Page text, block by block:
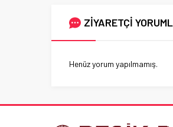
ZİYARETÇİ
Henüz yorum yapılmamış.